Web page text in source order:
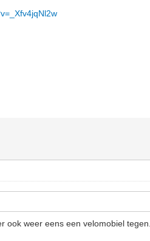
ook weer eens een velomobiel tegen.